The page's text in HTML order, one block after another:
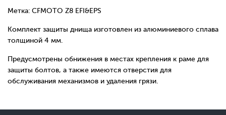
Метка: CFMOTO Z8 EFI&EPS
Комплект защиты днища изготовлен из алюминиевого сплава
толщиной 4 мм.
Предусмотрены обнижения в местах крепления к раме для
защиты болтов, а также имеются отверстия для
обслуживания механизмов и удаления грязи.